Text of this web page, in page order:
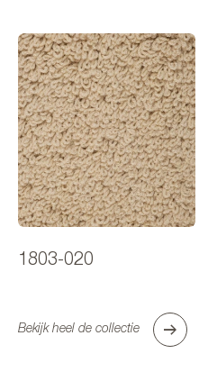
1803-020
Bekijk heel de collectie